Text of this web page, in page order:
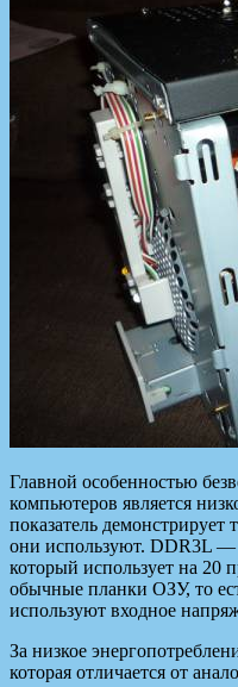
Главной особенностью
компьютеров является
показатель
они используют. DDR3L —
который использует на 20
обычные планки ОЗУ, то
используют входное
За низкое
которая отличается от